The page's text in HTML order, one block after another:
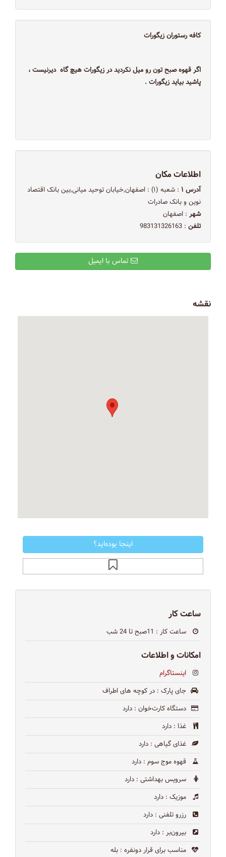
کافه رستوران زیگورات
اگر قهوه صبح تون رو میل نکردید در زیگورات هیچ گاه دیرنیست ،
پاشید بیاید زیگورات .
اطلاعات مکان
آدرس ۱
: شعبه (۱) : اصفهان,خیابان توحید میانی,بین بانک اقتصاد
نوین و بانک صادرات
شهر : اصفهان
تلفن : 983131326163
نقشه
اینجا بوده‌اید؟
ساعت کار
ساعت کار : 11صبح تا 24 شب
امکانات و اطلاعات
اینستاگرام
جای پارک : در كوچه هاى اطراف
دستگاه کارت‌خوان : دارد
غذا : دارد
غذای گیاهی : دارد
قهوه موج سوم : دارد
سرویس بهداشتی : دارد
موزیک : دارد
رزرو تلفنی : دارد
بیرون‌بر : دارد
مناسب برای قرار دونفره : بله